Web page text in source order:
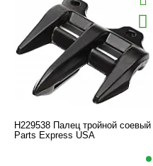
H229538 Палец тройной соевый
Parts Express USA